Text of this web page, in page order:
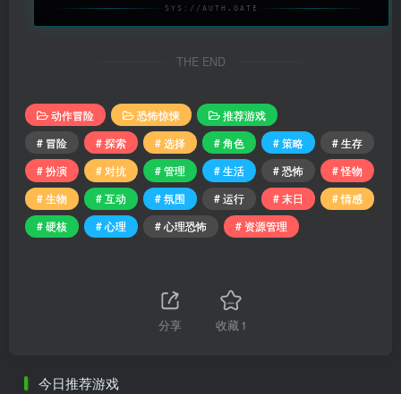
SYS://AUTH.GATE
THE END
动作冒险 恐怖惊悚
推荐游戏
# 冒险
# 探索 # 选择 # 角色 # 策略
# 生存
# 扮演
# 对抗 # 管理 # 生活 # 恐怖
# 怪物
# 生物
# 互动 # 氛围 # 运行 # 末日
# 情感
# 硬核
# 心理 # 心理恐怖 # 资源管理
分享 收藏1
今日推荐游戏